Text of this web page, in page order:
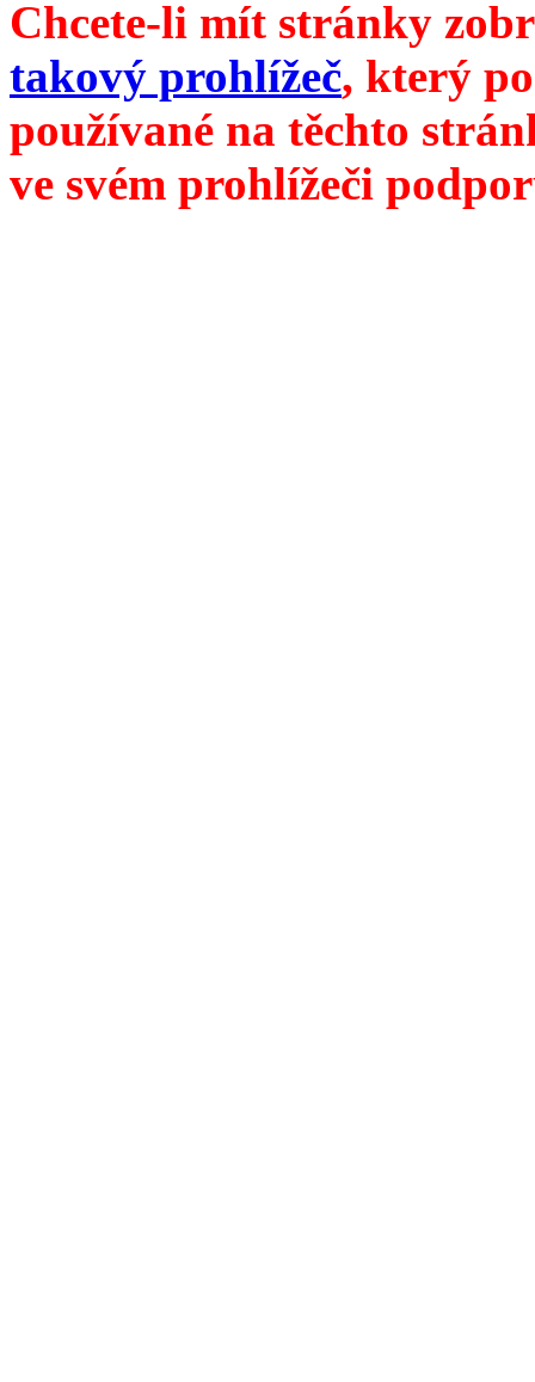
Chcete-li mít stránky
takový prohlížeč, který
používané na těchto
ve svém prohlížeči